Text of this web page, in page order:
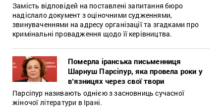
Замість відповідей на поставлені запитання бюро
надіслало документ з оціночними судженнями,
звинуваченнями на адресу організації та згадками про
кримінальні провадження щодо її керівництва.
Померла іранська письменниця
Шарнуш Парсіпур, яка провела роки у
вʼязницях через свої твори
Парсіпур називають однією з засновниць сучасної
жіночої літератури в Ірані.